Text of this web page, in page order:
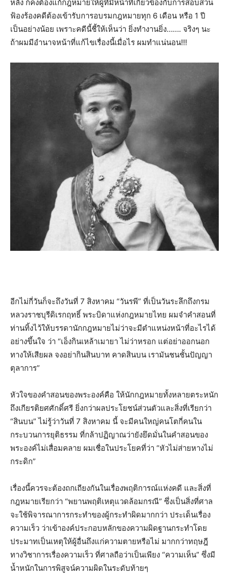
หลัง ก็คงต้องแก้กฎหมายให้ผู้ที่มีหน้าที่เกี่ยวข้องกับการสอบสวน
ฟ้องร้องคดีต้องเข้ารับการอบรมกฎหมายทุก 6 เดือน หรือ 1 ปี
เป็นอย่างน้อย เพราะคดีนี้ชี้ให้เห็นว่า ยิ่งทำงานยิ่ง……. จริงๆ นะ
ถ้าผมมีอำนาจหน้าที่แก้ไขเรื่องนี้เมื่อไร ผมทำแน่นอน!!!
อีกไม่กี่วันก็จะถึงวันที่ 7 สิงหาคม “วันรพี” ที่เป็นวันระลึกถึงกรม
หลวงราชบุรีดิเรกฤทธิ์ พระบิดาแห่งกฎหมายไทย ผมจำคำสอนที่
ท่านทิ้งไว้ให้บรรดานักกฎหมายไม่ว่าจะมีตำแหน่งหน้าที่อะไรได้
อย่างขึ้นใจ ว่า “เอ็งกินเหล้าเมายา ไม่ว่าหรอก แต่อย่าออกนอก
ทางให้เสียผล จงอย่ากินสินบาท คาดสินบน เรามันชนชั้นปัญญา
ตุลาการ”
หัวใจของคำสอนของพระองค์คือ ให้นักกฎหมายทั้งหลายตระหนัก
ถึงเกียรติยศศักดิ์ศรี ยิ่งกว่าผลประโยชน์ส่วนตัวและสิ่งที่เรียกว่า
“สินบน” ไม่รู้ว่าวันที่ 7 สิงหาคม นี้ จะมีคนใหญ่คนโตกี่คนใน
กระบวนการยุติธรรม ที่กล้าปฏิญาณว่ายังยึดมั่นในคำสอนของ
พระองค์ไม่เสื่อมคลาย ผมเชื่อในประโยคที่ว่า “หัวไม่ส่ายหางไม่
กระดิก”
เรื่องนี้ควรจะต้องถกเถียงกันในเรื่องพฤติการณ์แห่งคดี และสิ่งที่
กฎหมายเรียกว่า “พยานพฤติเหตุแวดล้อมกรณี” ซึ่งเป็นสิ่งที่ศาล
จะใช้พิจารณาการกระทำของผู้กระทำผิดมากกว่า ประเด็นเรื่อง
ความเร็ว ว่าเข้าองค์ประกอบหลักของความผิดฐานกระทำโดย
ประมาทเป็นเหตุให้ผู้อื่นถึงแก่ความตายหรือไม่ มากกว่าทฤษฎี
ทางวิชาการเรื่องความเร็ว ที่ศาลถือว่าเป็นเพียง “ความเห็น” ซึ่งมี
น้ำหนักในการพิสูจน์ความผิดในระดับท้ายๆ